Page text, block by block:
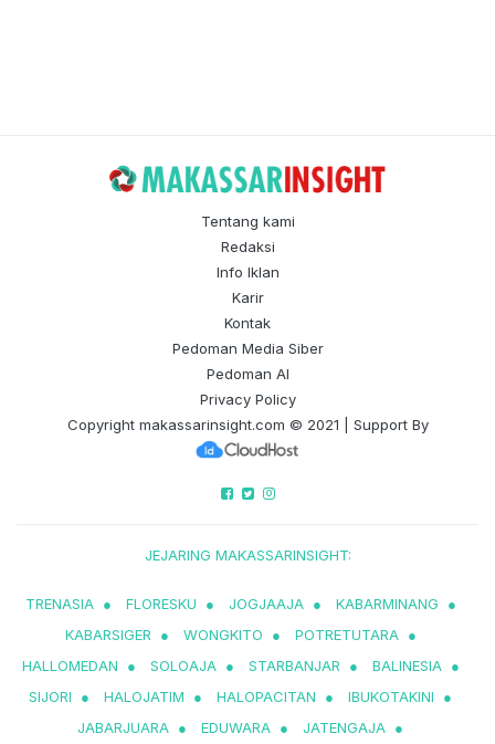
Tentang kami
Redaksi
Info Iklan
Karir
Kontak
Pedoman Media Siber
Pedoman AI
Privacy Policy
Copyright makassarinsight.com © 2021 | Support By
JEJARING MAKASSARINSIGHT:
TRENASIA ● FLORESKU ● JOGJAAJA ● KABARMINANG
●
KABARSIGER
● WONGKITO ● POTRETUTARA ●
HALLOMEDAN
● SOLOAJA ● STARBANJAR ● BALINESIA ●
SIJORI
● HALOJATIM ● HALOPACITAN ● IBUKOTAKINI
●
JABARJUARA ● EDUWARA ● JATENGAJA ●